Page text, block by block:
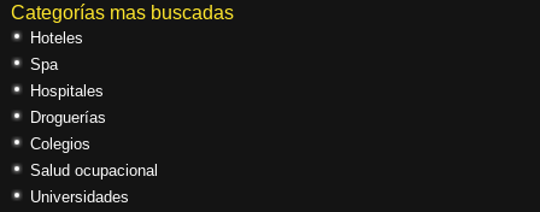
Categorías mas buscadas
Hoteles
Spa
Hospitales
Droguerías
Colegios
Salud ocupacional
Universidades